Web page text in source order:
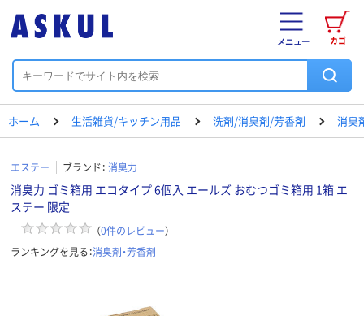
カゴ
メニュー
ホーム 生活雑貨/キッチン用品 洗剤/消臭剤/芳香剤 消臭
エステー ブランド： 消臭力
消臭力 ゴミ箱用 エコタイプ 6個入 エールズ おむつゴミ箱用 1箱 エ
ステー 限定
（0件のレビュー）
ランキングを見る：消臭剤・芳香剤